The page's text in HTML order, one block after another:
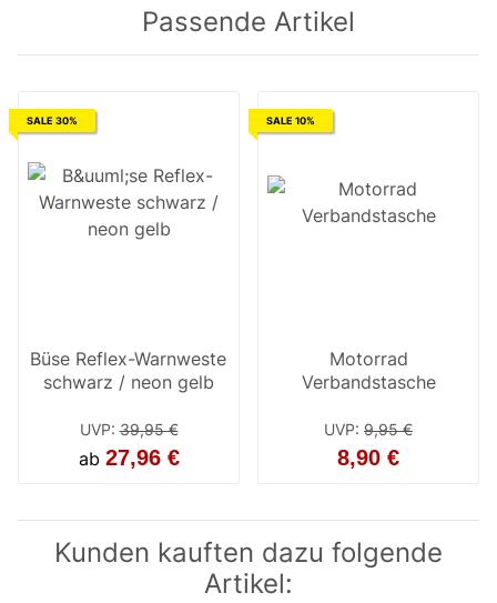
Passende Artikel
SALE 30%
Büse Reflex-Warnweste
schwarz / neon gelb
UVP:39,95 €
ab 27,96 €
SALE 10%
Motorrad
Verbandstasche
UVP: 9,95 €
8,90 €
Kunden kauften dazu folgende
Artikel: